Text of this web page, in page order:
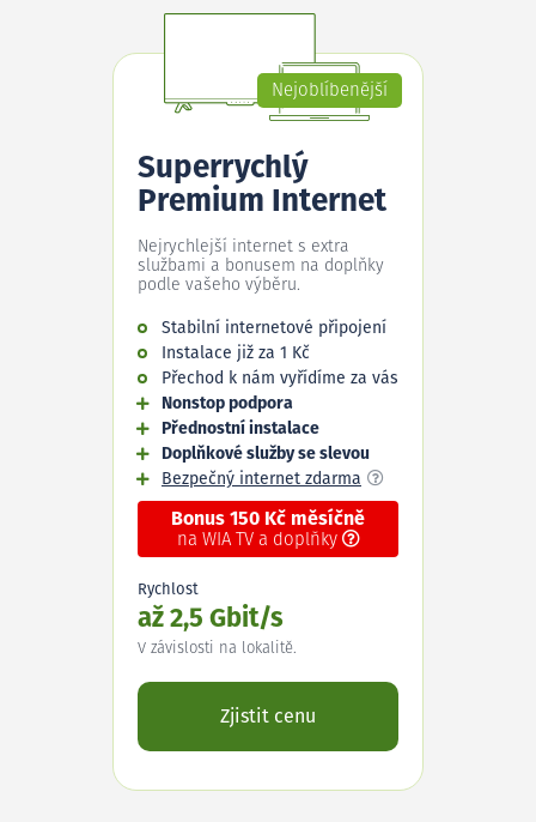
Nejoblíbenější
Superrychlý
Premium Internet
Nejrychlejší internet s extra
službami a bonusem na doplňky
podle vašeho výběru.
Stabilní internetové připojení
Instalace již za 1 Kč
Přechod k nám vyřídíme za vás
Nonstop podpora
Přednostní instalace
Doplňkové služby se slevou
Bezpečný internet zdarma
Bonus 150 Kč měsíčně
na WIA TV a doplňky
Rychlost
až 2,5 Gbit/s
V závislosti na lokalitě.
Zjistit cenu